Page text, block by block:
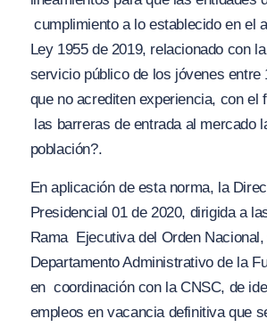
cumplimiento a lo establecido en el
Ley 1955 de 2019, relacionado con
servicio público de los jóvenes entre
que no acrediten experiencia, con el
las barreras de entrada al mercado
población?.
En aplicación de esta norma, la
Presidencial 01 de 2020, dirigida a
Rama Ejecutiva del Orden
Departamento Administrativo de la
en coordinación con la CNSC, de
empleos en vacancia definitiva que